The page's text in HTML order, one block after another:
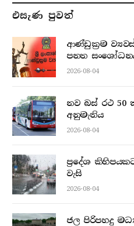
එසැණ පුව​ත්
ආණ්ඩුක්‍රම
පනත
2026-08-04
නව බස් රථ 50
අනුමැතිය
2026-08-04
ප්‍රදේශ
වැසි
2026-08-04
ජල පිරිපහදු